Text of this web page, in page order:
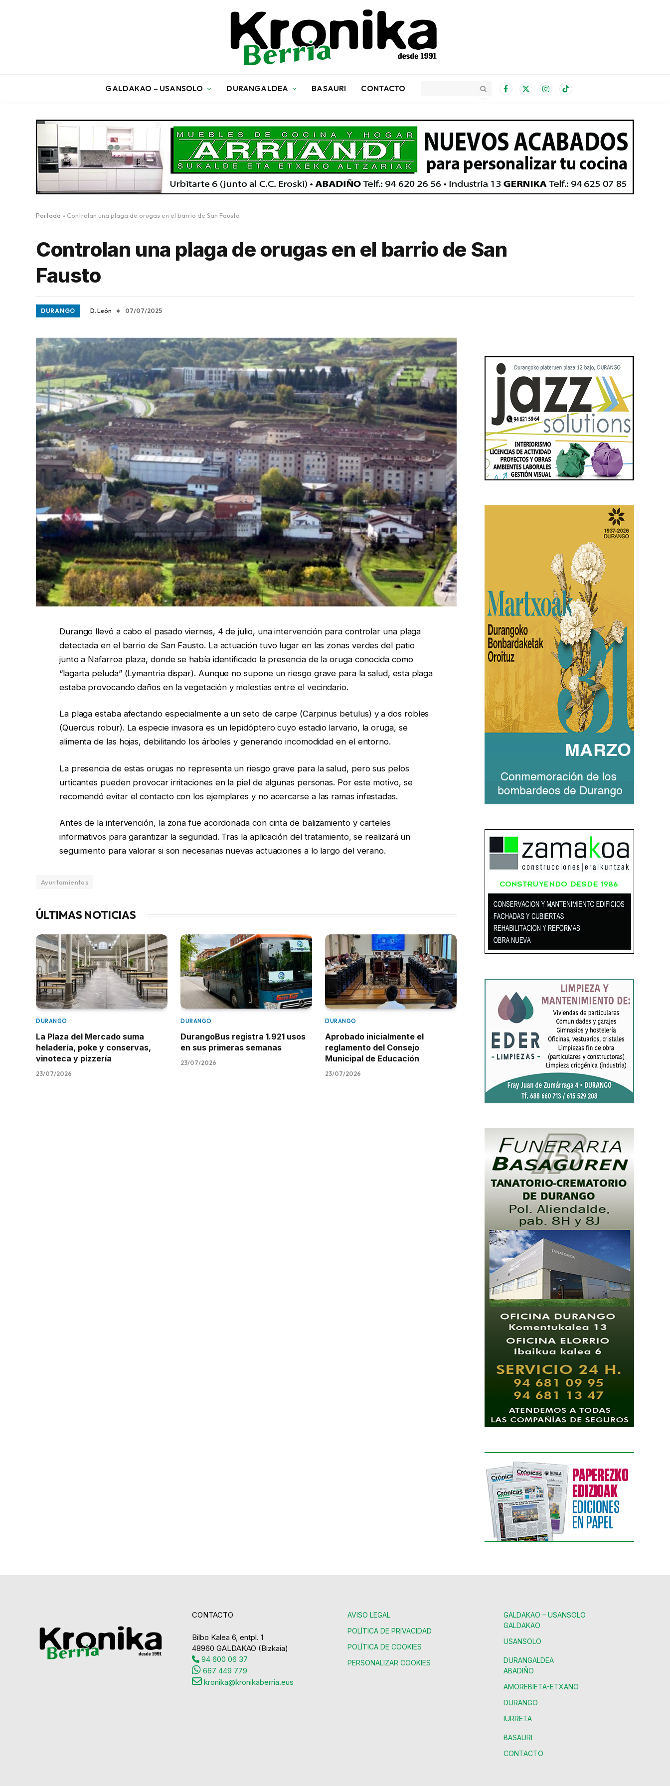
GALDAKAO – USANSOLO DURANGALDEA BASAURI CONTACTO Facebook
X
InstagramTikTok
Portada » Controlan una plaga de orugas en el barrio de San Fausto
Controlan una plaga de orugas en el barrio de San
Fausto
DURANGO D. León 07/07/2025
Durango llevó a cabo el pasado viernes, 4 de julio, una intervención para controlar una plaga
detectada en el barrio de San Fausto. La actuación tuvo lugar en las zonas verdes del patio
junto a Nafarroa plaza, donde se había identificado la presencia de la oruga conocida como
“lagarta peluda” (Lymantria dispar). Aunque no supone un riesgo grave para la salud, esta plaga
estaba provocando daños en la vegetación y molestias entre el vecindario.
La plaga estaba afectando especialmente a un seto de carpe (Carpinus betulus) y a dos robles
(Quercus robur). La especie invasora es un lepidóptero cuyo estadio larvario, la oruga, se
alimenta de las hojas, debilitando los árboles y generando incomodidad en el entorno.
La presencia de estas orugas no representa un riesgo grave para la salud, pero sus pelos
urticantes pueden provocar irritaciones en la piel de algunas personas. Por este motivo, se
recomendó evitar el contacto con los ejemplares y no acercarse a las ramas infestadas.
Antes de la intervención, la zona fue acordonada con cinta de balizamiento y carteles
informativos para garantizar la seguridad. Tras la aplicación del tratamiento, se realizará un
seguimiento para valorar si son necesarias nuevas actuaciones a lo largo del verano.
Ayuntamientos
ÚLTIMAS NOTICIAS
DURANGO
La Plaza del Mercado suma
heladería, poke y conservas,
vinoteca y pizzería
23/07/2026
DURANGO
DurangoBus registra 1.921 usos
en sus primeras semanas
23/07/2026
DURANGO
Aprobado inicialmente el
reglamento del Consejo
Municipal de Educación
23/07/2026
CONTACTO
Bilbo Kalea 6, entpl. 1
48960 GALDAKAO (Bizkaia)
94 600 06 37
667 449 779
kronika@kronikaberria.eus
AVISO LEGAL
POLÍTICA DE PRIVACIDAD
POLÍTICA DE COOKIES
PERSONALIZAR COOKIES
GALDAKAO – USANSOLO
GALDAKAO
USANSOLO
DURANGALDEA
ABADIÑO
AMOREBIETA-ETXANO
DURANGO
IURRETA
BASAURI
CONTACTO